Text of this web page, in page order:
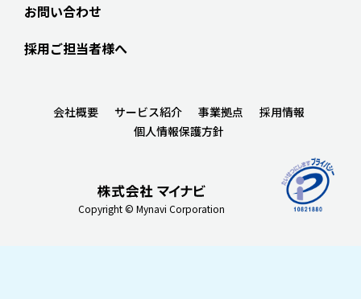
お問い合わせ
採用ご担当者様へ
Copyright © Mynavi Corporation
会社概要 サービス紹介 事業拠点
採用情報
個人情報保護方針